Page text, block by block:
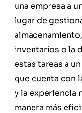
una empresa a
lugar de
inventarios o la
estas tareas a un
que cuenta con
y la experiencia
manera más